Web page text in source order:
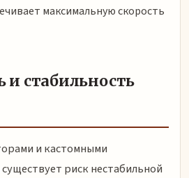
максимальную скорость
и стабильность
и кастомными
риск нестабильной